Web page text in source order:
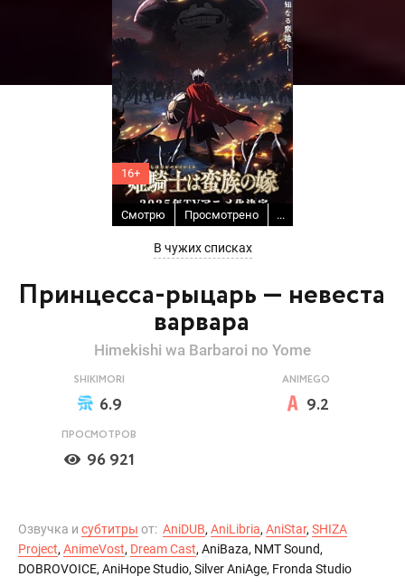
Принцесса-рыцарь — невеста
варвара
16+
Смотрю Просмотрено ...
В чужих списках
Himekishi wa Barbaroi no Yome
SHIKIMORI
6.9
ANIMEGO
9.2
ПРОСМОТРОВ
96 921
Озвучка и субтитры от: AniDUB, AniLibria, AniStar, SHIZA
Project, AnimeVost, Dream Cast, AniBaza, NMT Sound,
DOBROVOICE, AniHope Studio, Silver AniAge, Fronda Studio